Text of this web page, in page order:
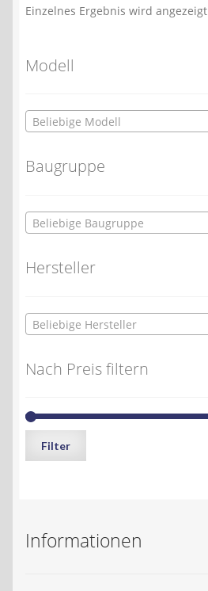
Einzelnes Ergebnis wird angezeigt
Modell
Beliebige Modell
Baugruppe
Beliebige Baugruppe
Hersteller
Beliebige Hersteller
Nach Preis filtern
Filter
Informationen